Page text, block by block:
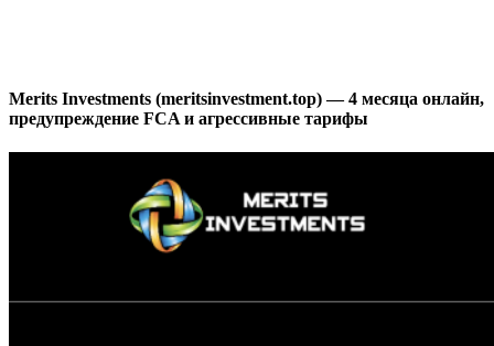
Merits Investments (meritsinvestment.top) — 4 месяца онлайн,
предупреждение FCA и агрессивные тарифы